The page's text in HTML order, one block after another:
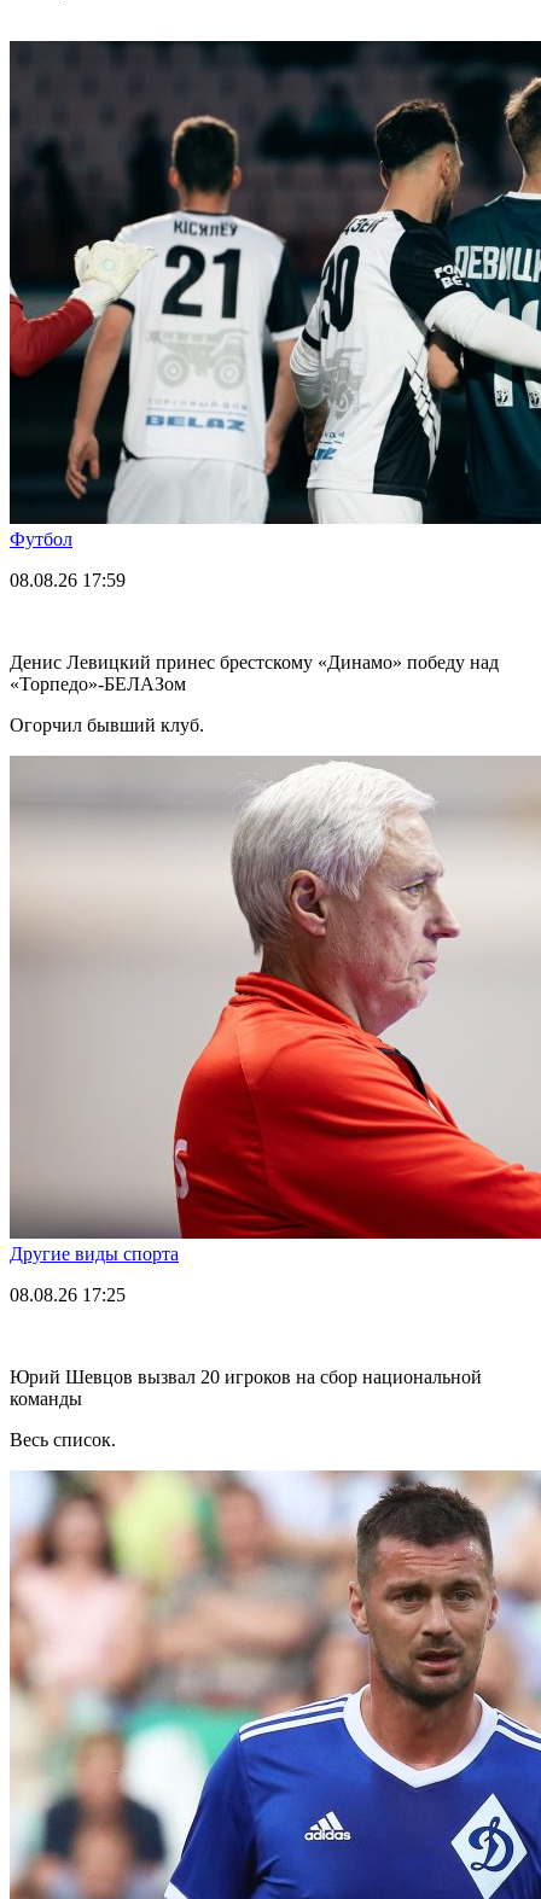
Футбол
08.08.26 17:59
Денис Левицкий принес брестскому «Динамо» победу над
«Торпедо»-БЕЛАЗом
Огорчил бывший клуб.
Другие виды спорта
08.08.26 17:25
Юрий Шевцов вызвал 20 игроков на сбор национальной
команды
Весь список.